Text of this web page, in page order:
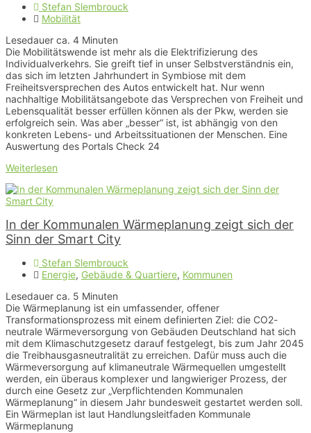
Stefan Slembrouck
Mobilität
Lesedauer ca. 4 Minuten
Die Mobilitätswende ist mehr als die Elektrifizierung des
Individualverkehrs. Sie greift tief in unser Selbstverständnis ein,
das sich im letzten Jahrhundert in Symbiose mit dem
Freiheitsversprechen des Autos entwickelt hat. Nur wenn
nachhaltige Mobilitätsangebote das Versprechen von Freiheit und
Lebensqualität besser erfüllen können als der Pkw, werden sie
erfolgreich sein. Was aber „besser“ ist, ist abhängig von den
konkreten Lebens- und Arbeitssituationen der Menschen. Eine
Auswertung des Portals Check 24
Weiterlesen
In der Kommunalen Wärmeplanung zeigt sich der
Sinn der Smart City
Stefan Slembrouck
Energie, Gebäude & Quartiere, Kommunen
Lesedauer ca. 5 Minuten
Die Wärmeplanung ist ein umfassender, offener
Transformationsprozess mit einem definierten Ziel: die CO2-
neutrale Wärmeversorgung von Gebäuden Deutschland hat sich
mit dem Klimaschutzgesetz darauf festgelegt, bis zum Jahr 2045
die Treibhausgasneutralität zu erreichen. Dafür muss auch die
Wärmeversorgung auf klimaneutrale Wärmequellen umgestellt
werden, ein überaus komplexer und langwieriger Prozess, der
durch eine Gesetz zur „Verpflichtenden Kommunalen
Wärmeplanung“ in diesem Jahr bundesweit gestartet werden soll.
Ein Wärmeplan ist laut Handlungsleitfaden Kommunale
Wärmeplanung